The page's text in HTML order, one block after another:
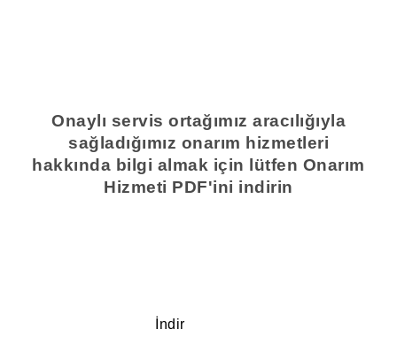
Onaylı servis ortağımız aracılığıyla
sağladığımız onarım hizmetleri
hakkında bilgi almak için lütfen Onarım
Hizmeti PDF'ini indirin
İndir